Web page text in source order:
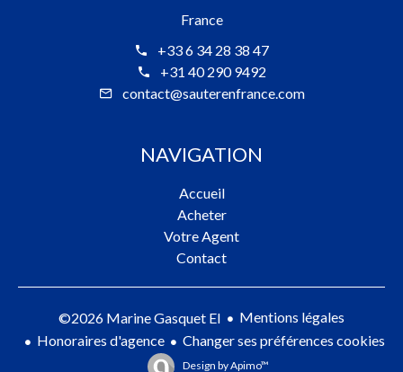
France
+33 6 34 28 38 47
+31 40 290 9492
contact@sauterenfrance.com
NAVIGATION
Accueil
Acheter
Votre Agent
Contact
©2026 Marine Gasquet EI
Mentions légales
Honoraires d'agence
Changer ses préférences cookies
Design byApimo™